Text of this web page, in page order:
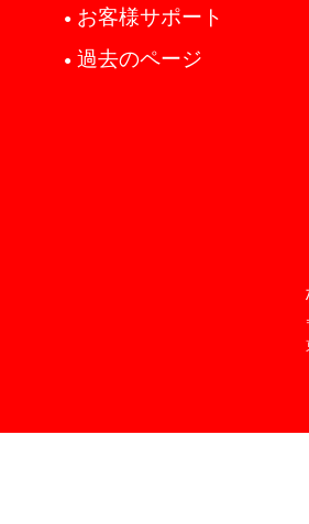
● お客様サポート
● 過去のページ